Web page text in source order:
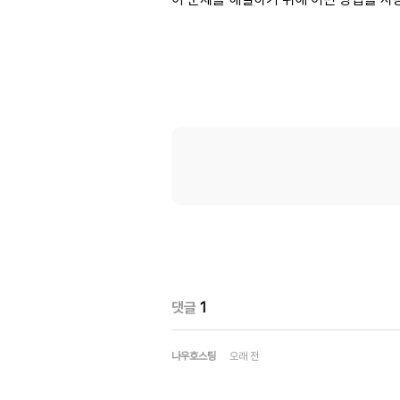
댓글 1
나우호스팅 오래 전